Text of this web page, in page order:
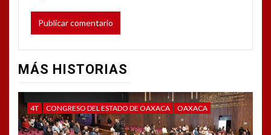
MÁS HISTORIAS
4T CONGRESO DEL ESTADO DE OAXACA OAXACA